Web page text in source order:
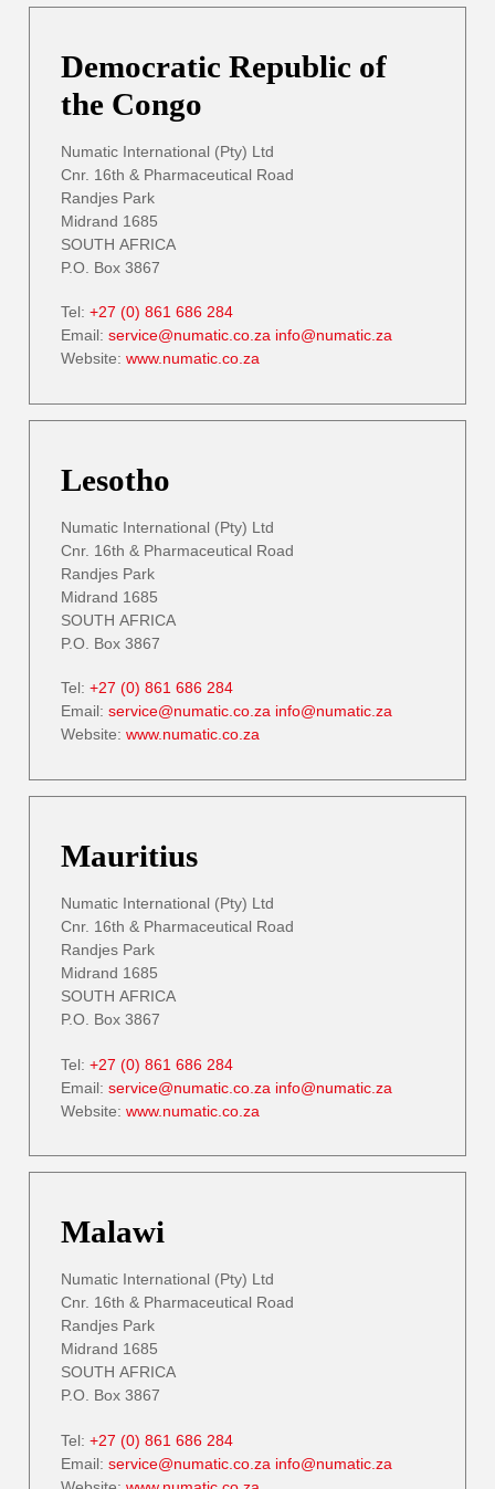
Democratic Republic of
the Congo
Numatic International (Pty) Ltd
Cnr. 16th & Pharmaceutical Road
Randjes Park
Midrand 1685
SOUTH AFRICA
P.O. Box 3867
Tel: +27 (0) 861 686 284
Email: service@numatic.co.za info@numatic.za
Website: www.numatic.co.za
Lesotho
Numatic International (Pty) Ltd
Cnr. 16th & Pharmaceutical Road
Randjes Park
Midrand 1685
SOUTH AFRICA
P.O. Box 3867
Tel: +27 (0) 861 686 284
Email: service@numatic.co.za info@numatic.za
Website: www.numatic.co.za
Mauritius
Numatic International (Pty) Ltd
Cnr. 16th & Pharmaceutical Road
Randjes Park
Midrand 1685
SOUTH AFRICA
P.O. Box 3867
Tel: +27 (0) 861 686 284
Email: service@numatic.co.za info@numatic.za
Website: www.numatic.co.za
Malawi
Numatic International (Pty) Ltd
Cnr. 16th & Pharmaceutical Road
Randjes Park
Midrand 1685
SOUTH AFRICA
P.O. Box 3867
Tel: +27 (0) 861 686 284
Email: service@numatic.co.za info@numatic.za